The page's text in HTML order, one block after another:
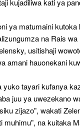
kujadiliwa kati ya
ya matumaini kutoka
na Rais wa
usitishaji
amani hauonekani
yuko tayari kufanya
juu ya uwezekano
zijazo”, wakati
muhimu”, na kuitaka